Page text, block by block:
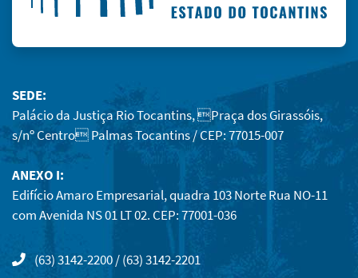
SEDE:
Palácio da Justiça Rio Tocantins, Praça dos Girassóis,
s/nº Centro Palmas Tocantins / CEP: 77015-007
ANEXO I:
Edifício Amaro Empresarial, quadra 103 Norte Rua NO-11
com Avenida NS 01 LT 02. CEP: 77001-036
(63) 3142-2200 / (63) 3142-2201